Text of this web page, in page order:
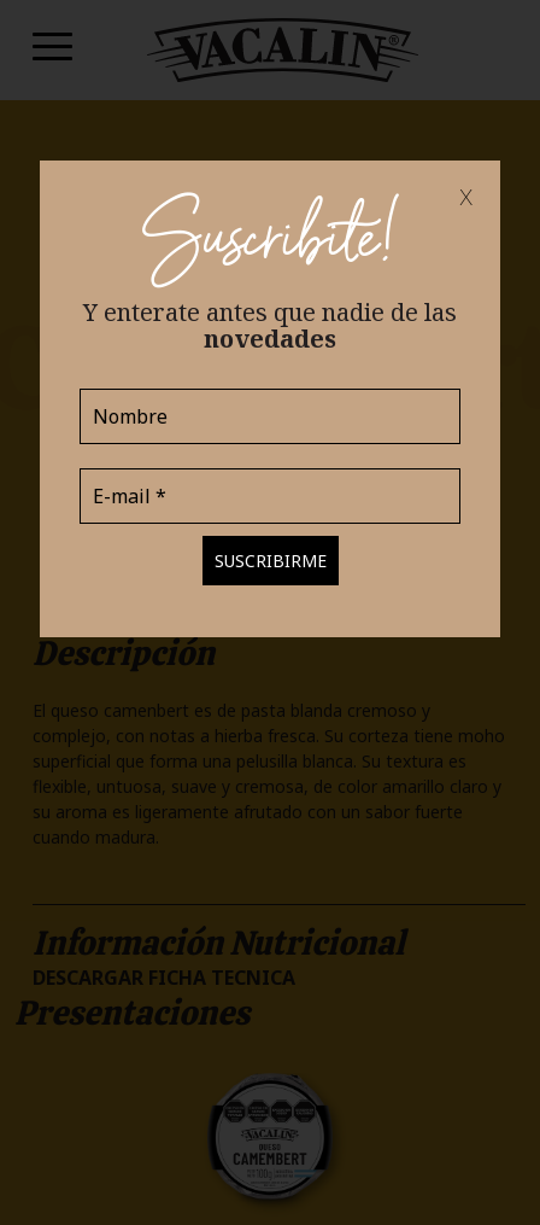
x
Suscribite!
Y enterate antes que nadie de las
novedades
Presentaciones
Descripción
El queso camenbert es de pasta blanda cremoso y
complejo, con notas a hierba fresca. Su corteza tiene moho
superficial que forma una pelusilla blanca. Su textura es
flexible, untuosa, suave y cremosa, de color amarillo claro y
su aroma es ligeramente afrutado con un sabor fuerte
cuando madura.
Información Nutricional
DESCARGAR FICHA TECNICA